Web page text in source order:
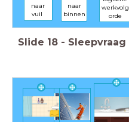
werkvolg
orde
naar
binnen
naar
vuil
Slide 18 - Sleepvraag